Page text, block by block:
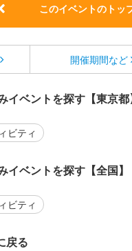
このイベントのトッ
開催期間など
イベントを探す【東京都】
ビティ
イベントを探す【全国】
ビティ
戻る